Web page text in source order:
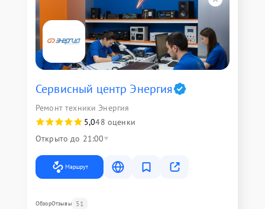
Сервисный центр Энергия
Ремонт техники Энергия
5,048 оценки
Открыто до 21:00
Маршрут
ОбзорОтзывы 51